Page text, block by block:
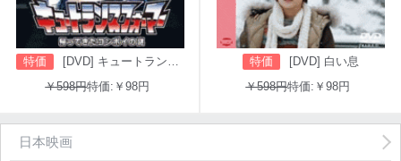
特価
[DVD] キュートランスフォーマー 帰ってきたコンボイの謎
￥598円特価:￥98円
特価
[DVD] 白い息
￥598円特価:￥98円
日本映画